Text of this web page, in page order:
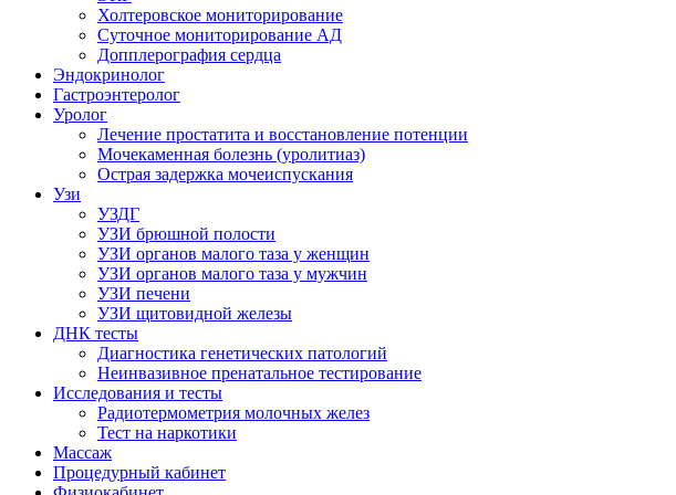
Холтеровское мониторирование
Суточное мониторирование АД
Допплерография сердца
Эндокринолог
Гастроэнтеролог
Уролог
Лечение простатита и восстановление потенции
Мочекаменная болезнь (уролитиаз)
Острая задержка мочеиспускания
Узи
УЗДГ
УЗИ брюшной полости
УЗИ органов малого таза у женщин
УЗИ органов малого таза у мужчин
УЗИ печени
УЗИ щитовидной железы
ДНК тесты
Диагностика генетических патологий
Неинвазивное пренатальное тестирование
Исследования и тесты
Радиотермометрия молочных желез
Тест на наркотики
Массаж
Процедурный кабинет